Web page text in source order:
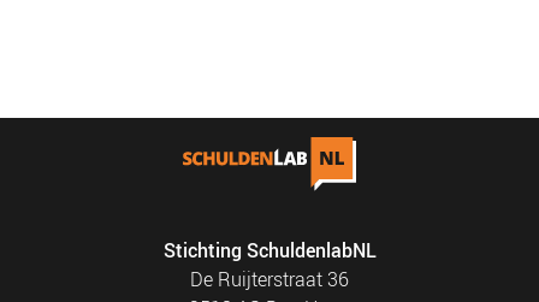
Stichting SchuldenlabNL
De Ruijterstraat 36